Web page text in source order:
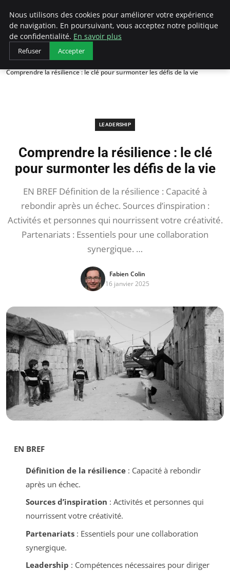
AIESEC France
Accueil
Leadership
Comprendre la résilience : le clé pour surmonter les défis de la vie
LEADERSHIP
Comprendre la résilience : le clé
pour surmonter les défis de la vie
EN BREF Définition de la résilience : Capacité à
rebondir après un échec. Sources d’inspiration :
Activités et personnes qui nourrissent votre créativité.
Partenariats : Essentiels pour une collaboration
synergique. …
Fabien Colin
16 janvier 2025
EN BREF
Définition de la résilience: Capacité à rebondir
après un échec.
Sources d’inspiration : Activités et personnes qui
nourrissent votre créativité.
Partenariats: Essentiels pour une collaboration
synergique.
Leadership : Compétences nécessaires pour diriger
Nous utilisons des cookies pour améliorer votre expérience
de navigation. En poursuivant, vous acceptez notre politique
de confidentialité. En savoir plus
Refuser Accepter